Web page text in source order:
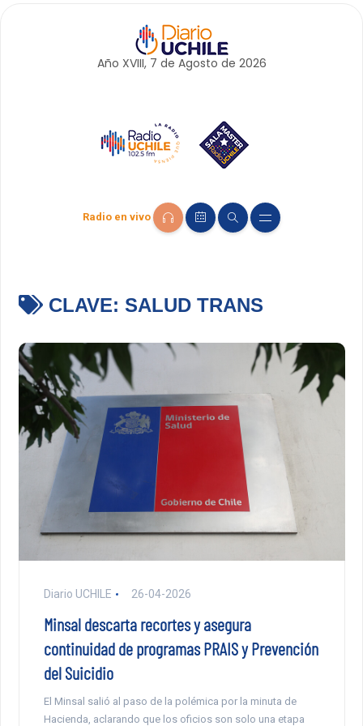
Año XVIII, 7 de Agosto de 2026
Radio en vivo
CLAVE: SALUD TRANS
Diario UCHILE 26-04-2026
Minsal descarta recortes y asegura
continuidad de programas PRAIS y Prevención
del Suicidio
El Minsal salió al paso de la polémica por la minuta de
Hacienda, aclarando que los oficios son solo una etapa